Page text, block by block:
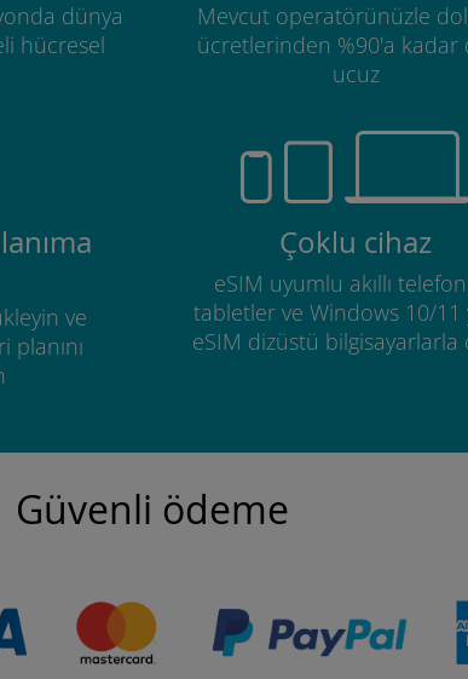
dünya
hücresel
Mevcut operatörünüzle
ücretlerinden %90'a kadar
ucuz
ve
planını
Çoklu cihaz
eSIM uyumlu akıllı
tabletler ve Windows 10/11
eSIM dizüstü bilgisayarlarla
Güvenli ödeme